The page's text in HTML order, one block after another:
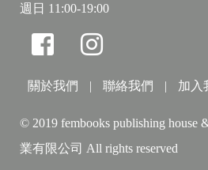
時空，
愛情果真是名符其實的來電，
號。
新戀情就是新頁面，開啓變按鍵
活的美妙與方便，
過段日子生膩，遺忘，一秒鐘
週日 11:00-19:00
關於我們 | 聯絡我們 | 加入
© 2019 fembooks publishing house
業有限公司 All rights reserved